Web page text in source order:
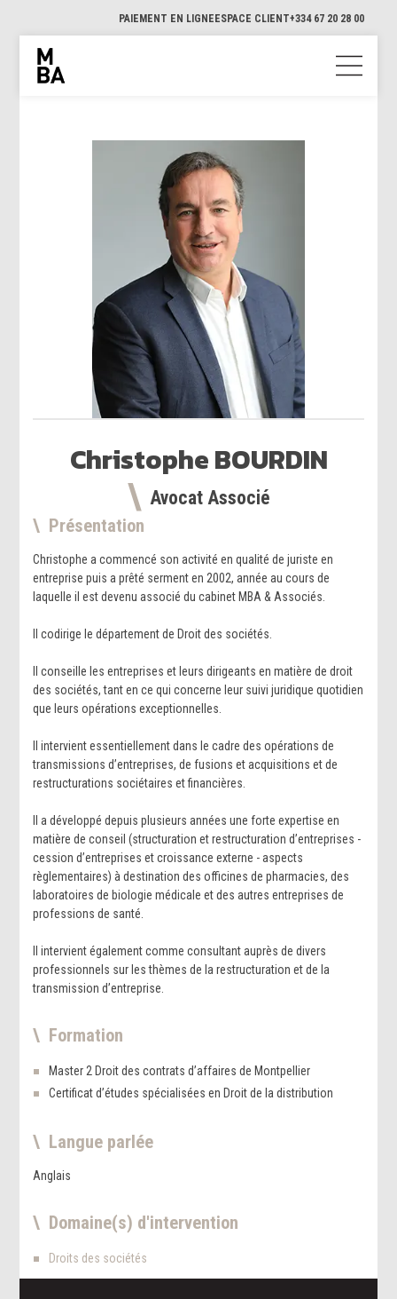
PAIEMENT EN LIGNEESPACE CLIENT+334 67 20 28 00
ChristopheBOURDIN
Avocat Associé
Présentation
Christophe a commencé son activité en qualité de juriste en
entreprise puis a prêté serment en 2002, année au cours de
laquelle il est devenu associé du cabinet MBA & Associés.
Il codirige le département de Droit des sociétés.
Il conseille les entreprises et leurs dirigeants en matière de droit
des sociétés, tant en ce qui concerne leur suivi juridique quotidien
que leurs opérations exceptionnelles.
Il intervient essentiellement dans le cadre des opérations de
transmissions d’entreprises, de fusions et acquisitions et de
restructurations sociétaires et financières.
Il a développé depuis plusieurs années une forte expertise en
matière de conseil (structuration et restructuration d’entreprises -
cession d’entreprises et croissance externe - aspects
règlementaires) à destination des officines de pharmacies, des
laboratoires de biologie médicale et des autres entreprises de
professions de santé.
Il intervient également comme consultant auprès de divers
professionnels sur les thèmes de la restructuration et de la
transmission d’entreprise.
Formation
Master 2 Droit des contrats d’affaires de Montpellier
Certificat d’études spécialisées en Droit de la distribution
Langue parlée
Anglais
Domaine(s) d'intervention
Droits des sociétés